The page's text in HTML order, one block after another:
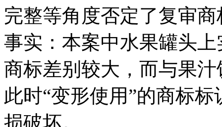
完整等角度否定了复审
事实：本案中水果罐头
商标差别较大，而与果
此时“变形使用”的商标
损破坏。